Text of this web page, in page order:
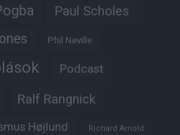
Paul Scholes
Phil Neville
Podcast
Ralf Rangnick
Højlund Richard Arnold